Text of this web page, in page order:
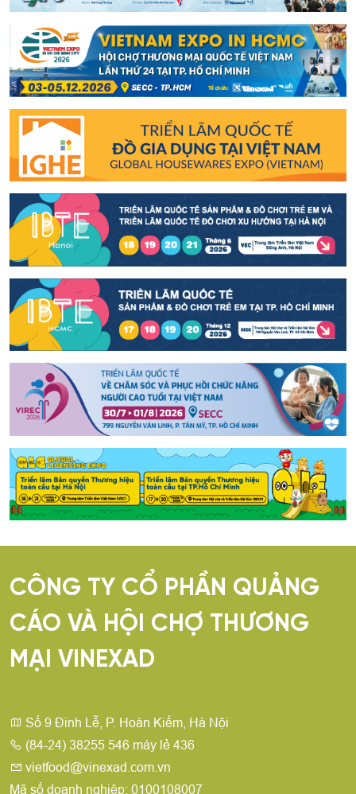
CÔNG TY CỔ PHẦN QUẢNG
CÁO VÀ HỘI CHỢ THƯƠNG
MẠI VINEXAD
Số 9 Đinh Lễ, P. Hoàn Kiếm, Hà Nội
(84-24) 38255 546 máy lẻ 436
vietfood@vinexad.com.vn
Mã số doanh nghiệp: 0100108007